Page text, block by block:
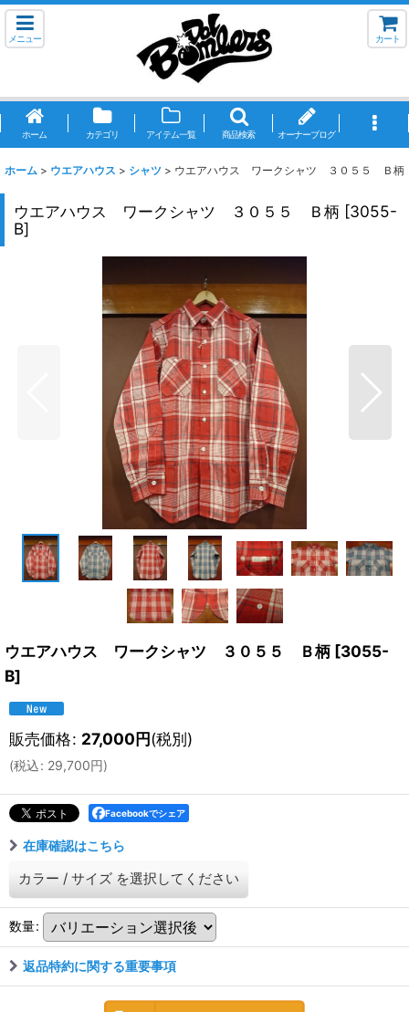
メニュー カート
ホーム カテゴリ アイテム一覧 商品検索 オーナーブログ
ホーム > ウエアハウス > シャツ > ウエアハウス ワークシャツ ３０５５ Ｂ柄
ウエアハウス ワークシャツ ３０５５ Ｂ柄 [3055-
B]
ウエアハウス ワークシャツ ３０５５ Ｂ柄 [3055-
B]
販売価格: 27,000円(税別)
(税込: 29,700円)
Facebookでシェア
在庫確認はこちら
カラー / サイズ を選択してください
数量:
返品特約に関する重要事項